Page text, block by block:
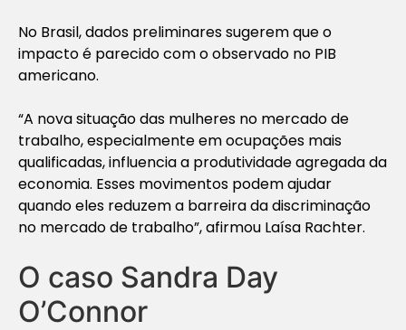
No Brasil, dados preliminares sugerem que o
impacto é parecido com o observado no PIB
americano.
“A nova situação das mulheres no mercado de
trabalho, especialmente em ocupações mais
qualificadas, influencia a produtividade agregada da
economia. Esses movimentos podem ajudar
quando eles reduzem a barreira da discriminação
no mercado de trabalho”, afirmou Laísa Rachter.
O caso Sandra Day
O’Connor